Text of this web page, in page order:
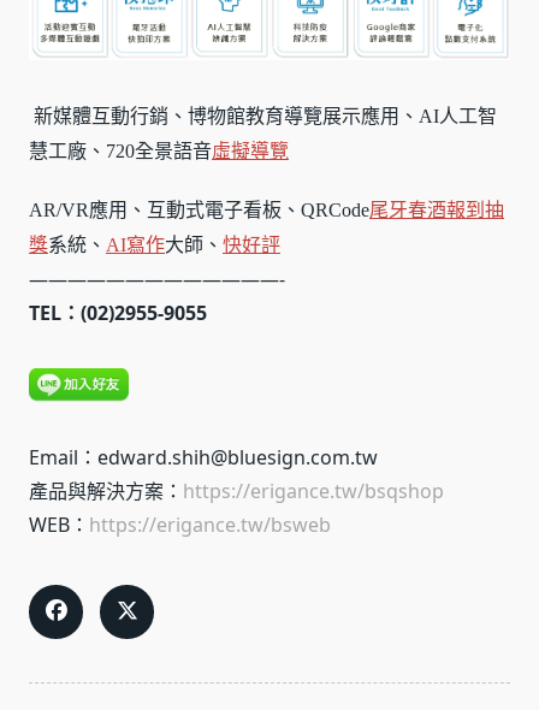
新媒體互動行銷、博物館教育導覽展示應用、AI人工智
慧工廠、720全景語音虛擬導覽
AR/VR應用、互動式電子看板、QRCode尾牙春酒報到 抽
獎系統、 AI寫作大師、 快好評
—————————————-
TEL：(02)2955-9055
Email：edward.shih@bluesign.com.tw
產品與解決方案： https://erigance.tw/bsqshop
WEB： https://erigance.tw/bsweb